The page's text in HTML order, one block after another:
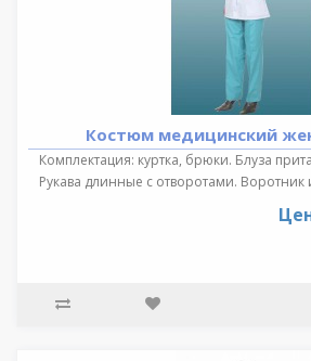
Костюм медицинский
Комплектация: куртка, брюки. Блуза
Рукава длинные с отворотами. Воротник